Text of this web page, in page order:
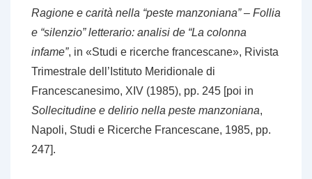
Ragione e carità nella “peste manzoniana” – Follia
e “silenzio” letterario: analisi de “La colonna
infame”, in «Studi e ricerche francescane», Rivista
Trimestrale dell’Istituto Meridionale di
Francescanesimo, XIV (1985), pp. 245 [poi in
Sollecitudine e delirio nella peste manzoniana,
Napoli, Studi e Ricerche Francescane, 1985, pp.
247].